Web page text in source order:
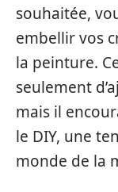
souhaitée,
embellir vos
la peinture.
seulement
mais il
le DIY, une
monde de la